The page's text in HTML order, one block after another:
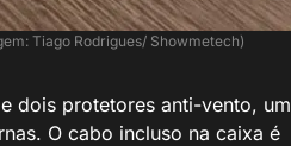
Tiago Rodrigues/ Showmetech)
dois protetores anti-vento, um
O cabo incluso na caixa é